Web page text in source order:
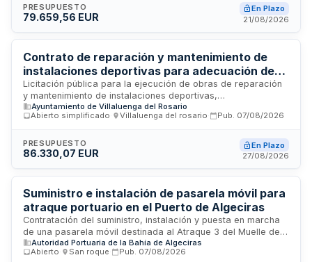
reparación y conservación de vías rurales, así como la
dirección de obra y coordinación de seguridad y salud. El
particulares que especifica los requisitos técnicos y de
ejecución.
PRESUPUESTO
79.659,56 EUR
En Plazo
21/08/2026
Contrato de reparación y mantenimiento de
instalaciones deportivas para adecuación de
piscina municipal
Licitación pública para la ejecución de obras de reparación
y mantenimiento de instalaciones deportivas,
específicamente dirigidas a la adecuación de una piscina
municipal. El Ayuntamiento licita este contrato de obras
basado en la mejor relación calidad-precio. Se trata de
prestaciones incluidas en el código 45212290-1 de
Ayuntamiento de Villaluenga del Rosario
Abierto simplificado
Villaluenga del rosario Pub. 07/08/2026
PRESUPUESTO
86.330,07 EUR
En Plazo
27/08/2026
Suministro e instalación de pasarela móvil para
atraque portuario en el Puerto de Algeciras
Contratación del suministro, instalación y puesta en marcha
de una pasarela móvil destinada al Atraque 3 del Muelle de
la Galera en el Puerto de Algeciras. La Autoridad Portuaria
de la Bahía de Algeciras licita esta obra con plazo de
Autoridad Portuaria de la Bahía de Algeciras
Abierto
San roque Pub. 07/08/2026